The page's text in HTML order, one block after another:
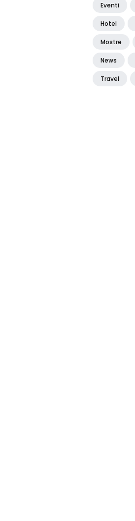
Eventi
Hotel
Mostre
News
Travel